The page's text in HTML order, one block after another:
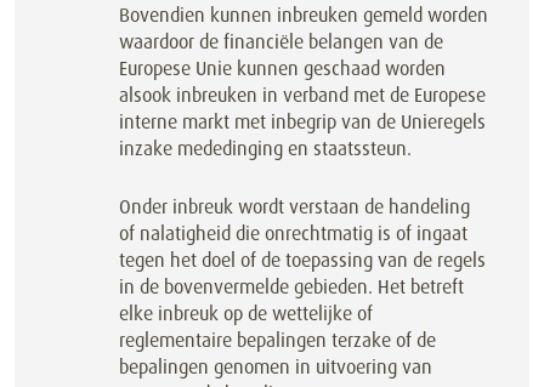
Bovendien kunnen inbreuken gemeld worden
waardoor de financiële belangen van de
Europese Unie kunnen geschaad worden
alsook inbreuken in verband met de Europese
interne markt met inbegrip van de Unieregels
inzake mededinging en staatssteun.
Onder inbreuk wordt verstaan de handeling
of nalatigheid die onrechtmatig is of ingaat
tegen het doel of de toepassing van de regels
in de bovenvermelde gebieden. Het betreft
elke inbreuk op de wettelijke of
reglementaire bepalingen terzake of de
bepalingen genomen in uitvoering van